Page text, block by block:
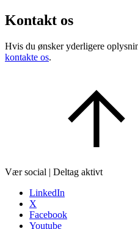
Kontakt os
Hvis du ønsker yderligere
kontakte os.
Vær social | Deltag aktivt
LinkedIn
X
Facebook
Youtube